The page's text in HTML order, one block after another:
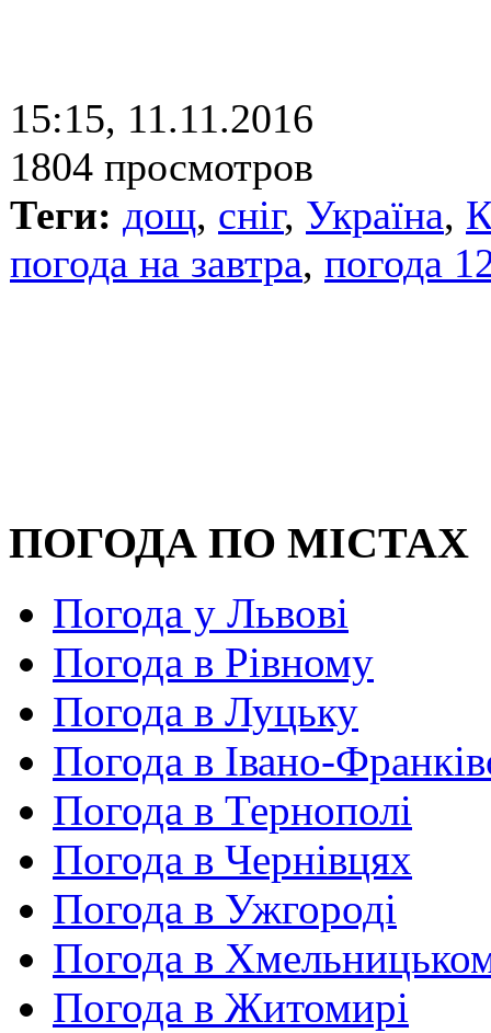
15:15, 11.11.2016
1804 просмотров
Теги: дощ, сніг, Україна,
погода на завтра, погода
ПОГОДА ПО МІСТАХ
Погода у Львові
Погода в Рівному
Погода в Луцьку
Погода в Івано-
Погода в Тернополі
Погода в Чернівцях
Погода в Ужгороді
Погода в
Погода в Житомирі